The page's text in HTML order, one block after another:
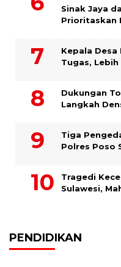
Sinak Jaya
Prioritaskan
Kepala
Tugas, Lebih
Dukungan
Langkah
Tiga
Polres Poso
Tragedi
Sulawesi,
PENDIDIKAN